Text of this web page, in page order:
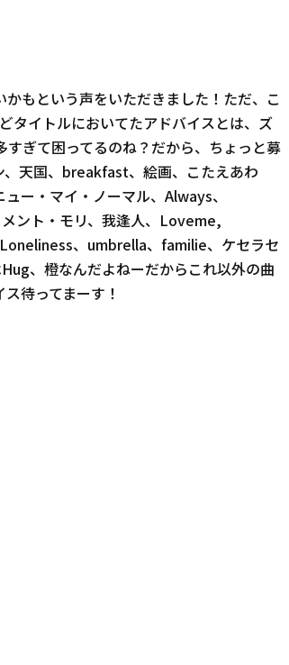
もという声をいただきました！ただ、こ
タイトルにおいてたアドバイスとは、ズ
ぎて困ってるのね？だから、ちょっと募
天国、breakfast、絵画、こたえあわ
ー・マイ・ノーマル、Always、
ント・モリ、我逢人、Loveme,
、umbrella、familie、ケセラセ
、橙なんだよねーだからこれ以外の曲
待ってまーす！